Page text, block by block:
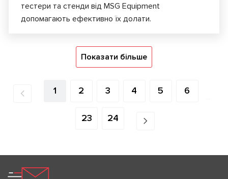
тестери та стенди від MSG Equipment
допомагають ефективно їх долати.
Показати більше
1 2 3 4 5 6
23 24